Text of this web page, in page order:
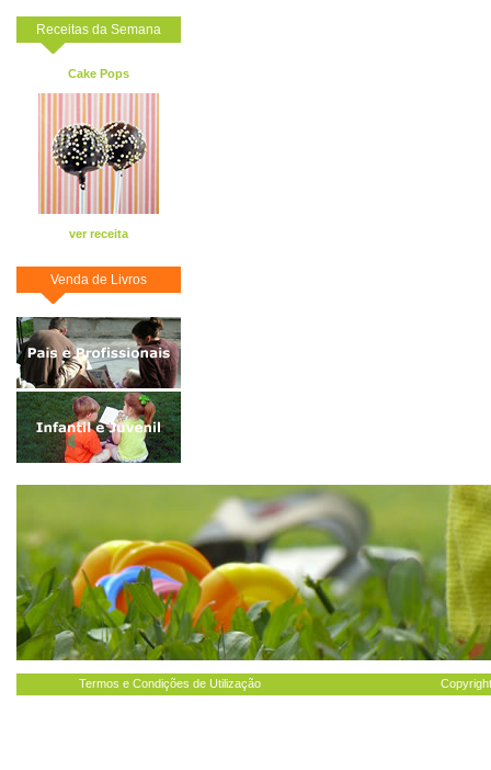
Receitas da Semana
Cake Pops
ver receita
Venda de Livros
Termos e Condições de Utilização